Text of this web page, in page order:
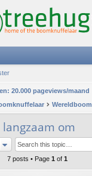
20.000 pageviews/maand
Wereldboom
om
7 posts • Page 1 of 1